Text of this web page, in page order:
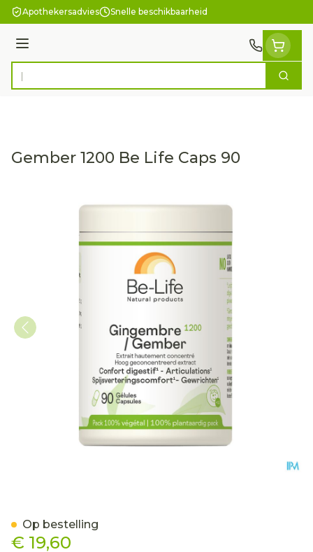
Ga naar de inhoud
Apothekersadvies Snelle beschikbaarheid
Menu
Product, merk, categorie... Zoek
Gember 1200 Be Life Caps 90
€ 19,60
Op bestelling